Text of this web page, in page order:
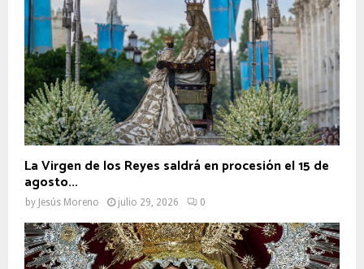
La Virgen de los Reyes saldrá en procesión el 15 de
agosto...
by Jesús Moreno julio 29, 2026 0